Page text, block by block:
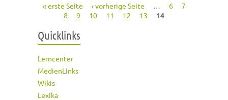
Seiten
« erste Seite ‹ vorherige Seite … 6
7
8
9 10 11 12 13 14
Quicklinks
Lerncenter
MedienLinks
Wikis
Lexika